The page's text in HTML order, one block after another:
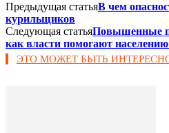
Предыдущая статьяВ чем
курильщиков
Следующая статьяПовышенные
как власти помогают
ЭТО МОЖЕТ БЫТЬ